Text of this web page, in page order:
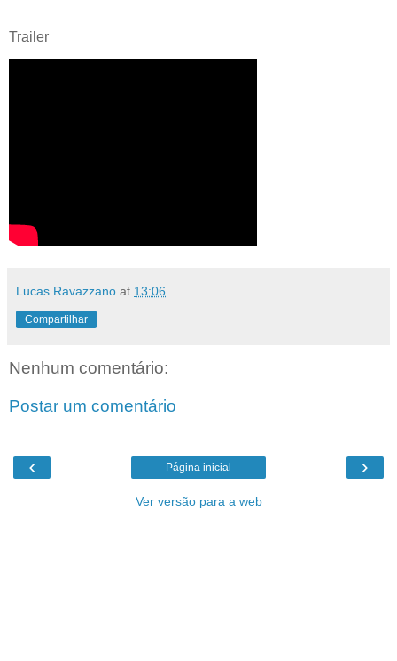
Trailer
Lucas Ravazzano at 13:06
Compartilhar
Nenhum comentário:
Postar um comentário
‹ ›
Página inicial
Ver versão para a web